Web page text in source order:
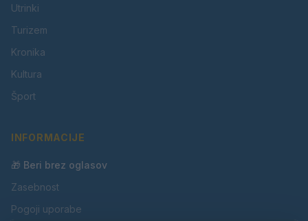
Utrinki
Turizem
Kronika
Kultura
Šport
INFORMACIJE
🎁 Beri brez oglasov
Zasebnost
Pogoji uporabe